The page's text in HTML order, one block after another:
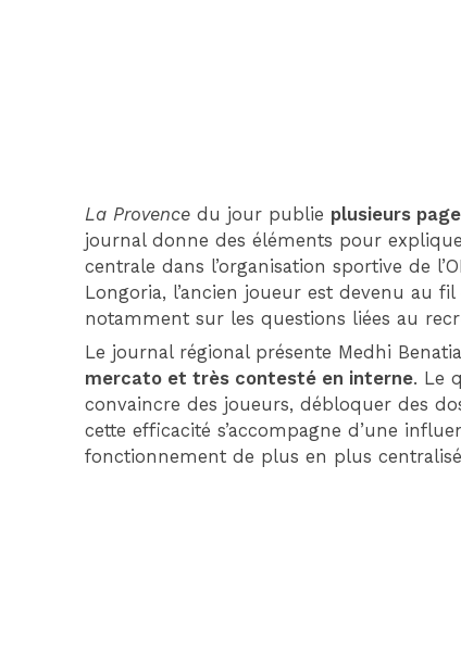
La Provencedu jour publie plusieurs
journal donne des éléments pour
centrale dans l’organisation sportive de
Longoria, l’ancien joueur est devenu au
notamment sur les questions liées au
Le journal régional présente Medhi
mercato et très contesté en interne. Le
convaincre des joueurs, débloquer des
cette efficacité s’accompagne d’une
fonctionnement de plus en plus